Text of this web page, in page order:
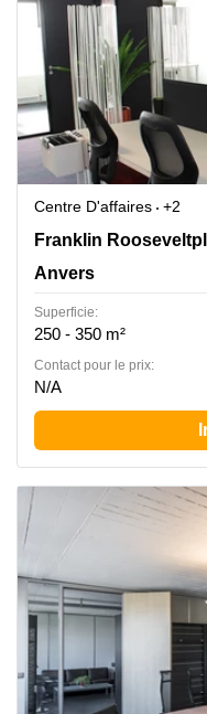
Centre D'affaires
+2
Franklin
Franklin
Anvers
Superficie:
250 - 350 m²
Contact pour le prix:
N/A